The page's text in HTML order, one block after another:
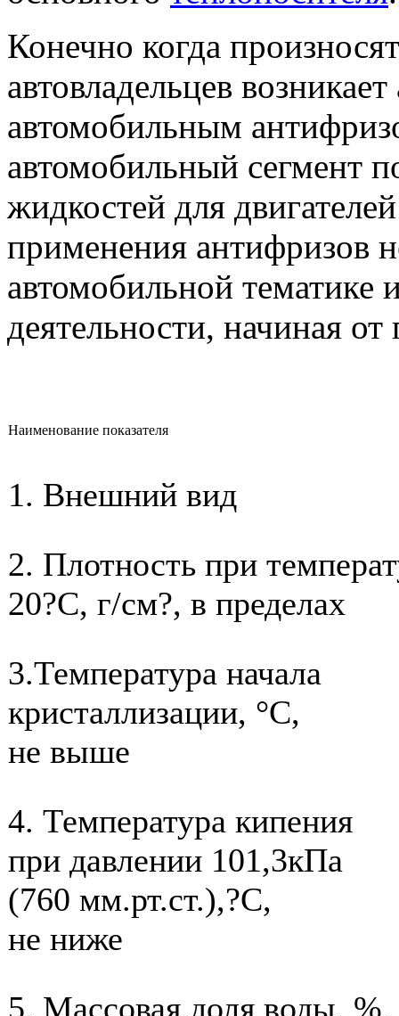
Конечно когда
автовладельцев
автомобильным
автомобильный сегмент
жидкостей для
применения антифризов
автомобильной тематике
деятельности, начиная
Наименование показателя
1. Внешний вид
2. Плотность при
20?С, г/см?, в пределах
3.Температура начала
кристаллизации, °С,
не выше
4. Температура кипения
при давлении 101,3кПа
(760 мм.рт.ст.),?С,
не ниже
5. Массовая доля воды, %,